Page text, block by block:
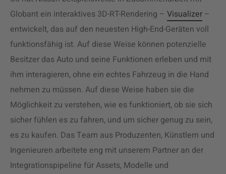
Globant ein interaktives 3D-RT-Rendering – Visualizer –
entwickelt, das auf den neuesten High-End-Geräten voll
funktionsfähig ist. Auf diese Weise können potenzielle
Besitzer das Auto und seine Funktionen erleben und mit
ihm interagieren, ohne ein echtes Fahrzeug in die Hand
nehmen zu müssen. Auf diese Weise haben sie die
Möglichkeit zu verstehen, wie es funktioniert, ob sie sich
sicher fühlen es zu fahren, und um sicher genug zu sein,
es zu kaufen. Das Team aus Produzenten, Künstlern und
Ingenieuren arbeitete eng mit unserem Partner an der
Integrationspipeline für Assets, Modelle und